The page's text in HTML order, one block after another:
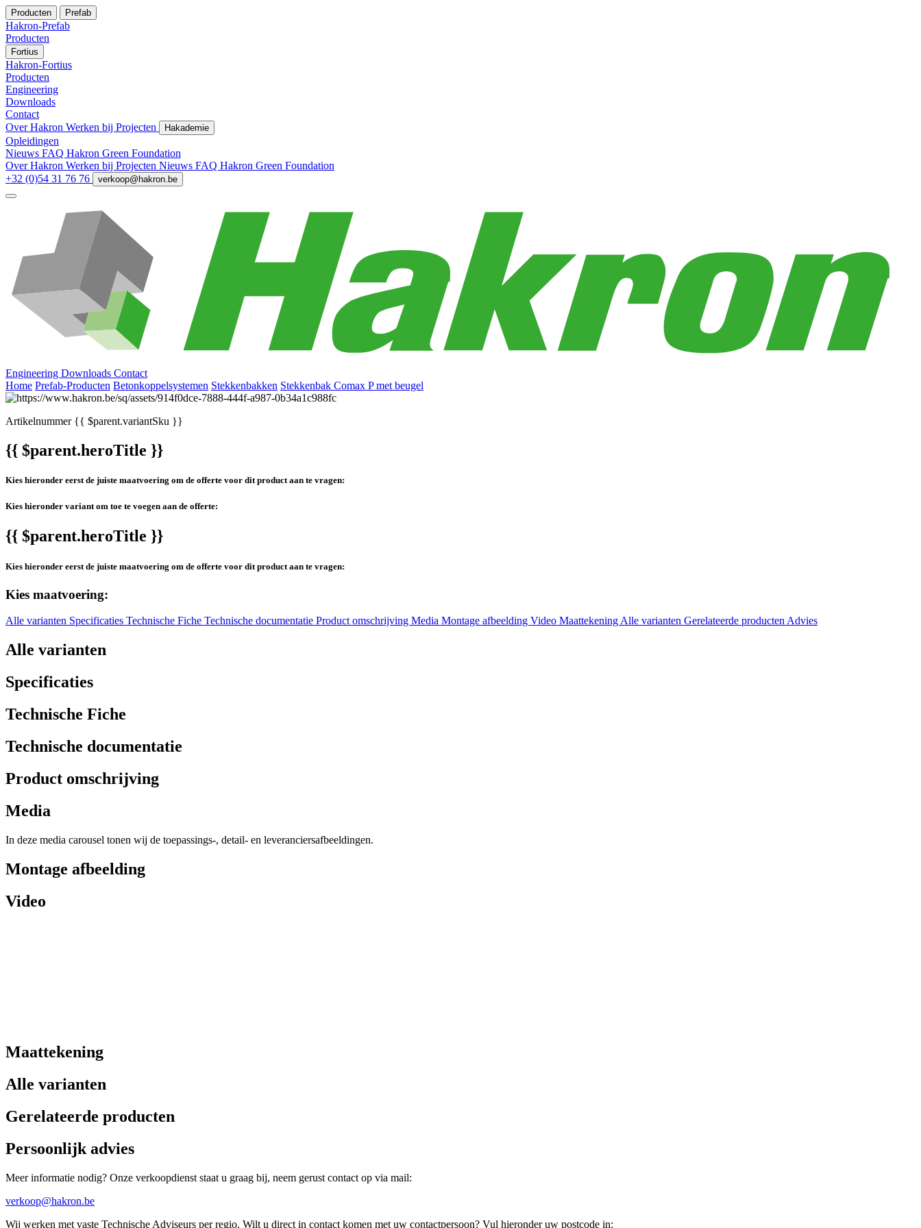
Producten Prefab
Hakron-Prefab
Producten
Fortius
Hakron-Fortius
Producten
Engineering
Downloads
Contact
Over Hakron Werken bij Projecten Hakademie
Opleidingen
Nieuws FAQ Hakron Green Foundation
Over Hakron Werken bij Projecten Nieuws FAQ Hakron Green Foundation
+32 (0)54 31 76 76
verkoop@hakron.be
Engineering Downloads Contact
Home Prefab-Producten Betonkoppelsystemen Stekkenbakken Stekkenbak Comax P met beugel
Artikelnummer{{ $parent.variantSku }}
{{ $parent.heroTitle }}
Kies hieronder eerst de juiste maatvoering om de offerte voor dit product aan te vragen:
Kies hieronder variant om toe te voegen aan de offerte:
{{ $parent.heroTitle }}
Kies hieronder eerst de juiste maatvoering om de offerte voor dit product aan te vragen:
Kies maatvoering:
Alle varianten Specificaties Technische Fiche Technische documentatie Product omschrijving Media Montage afbeelding Video MaattekeningAlle varianten Gerelateerde productenAdvies
Alle varianten
Specificaties
Technische Fiche
Technische documentatie
Product omschrijving
Media
In deze media carousel tonen wij de toepassings-, detail- en leveranciersafbeeldingen.
Montage afbeelding
Video
Maattekening
Alle varianten
Gerelateerde producten
Persoonlijk advies
Meer informatie nodig? Onze verkoopdienst staat u graag bij, neem gerust contact op via mail:
verkoop@hakron.be
Wij werken met vaste Technische Adviseurs per regio. Wilt u direct in contact komen met uw contactpersoon? Vul hieronder uw postcode in: